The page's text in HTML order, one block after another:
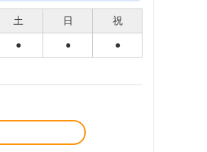
土 日 祝
● ● ●